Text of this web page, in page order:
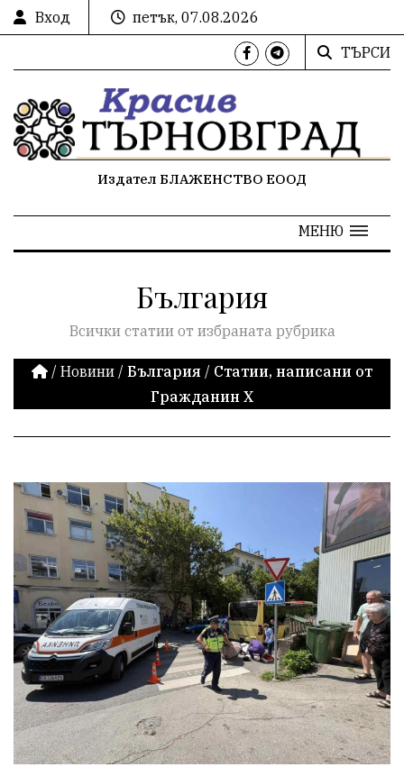
Вход
петък, 07.08.2026
ТЪРСИ
Издател БЛАЖЕНСТВО ЕООД
МЕНЮ
България
Всички статии от избраната рубрика
/ Новини / България / Статии, написани от
Гражданин Х